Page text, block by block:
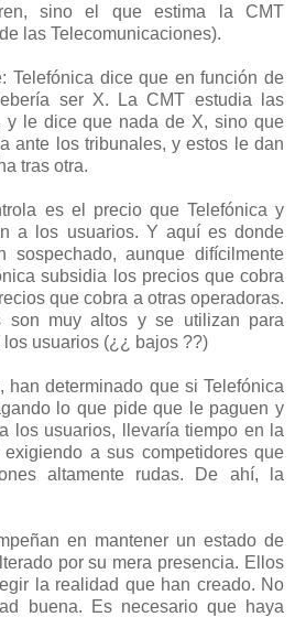
sino el que estima la CMT
las Telecomunicaciones).
Telefónica dice que en función de
ser X. La CMT estudia las
y le dice que nada de X, sino que
ante los tribunales, y estos le dan
tras otra.
es el precio que Telefónica y
a los usuarios. Y aquí es donde
aunque difícilmente
subsidia los precios que cobra
que cobra a otras operadoras.
son muy altos y se utilizan para
usuarios (¿¿ bajos ??)
han determinado que si Telefónica
lo que pide que le paguen y
los usuarios, llevaría tiempo en la
a sus competidores que
altamente rudas. De ahí, la
en mantener un estado de
por su mera presencia. Ellos
la realidad que han creado. No
buena. Es necesario que haya